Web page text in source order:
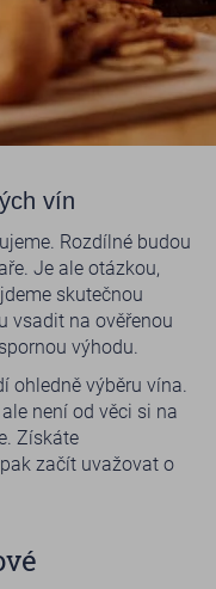
vín
Rozdílné budou
Je ale otázkou,
skutečnou
vsadit na ověřenou
výhodu.
ohledně výběru vína.
není od věci si na
Získáte
začít uvažovat o